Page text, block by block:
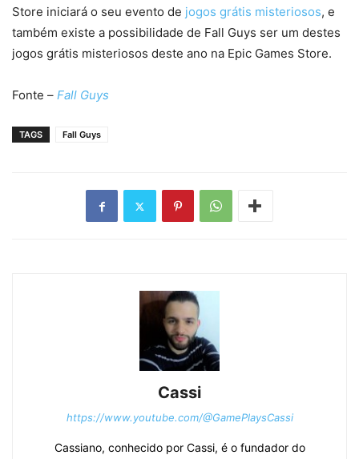
Store iniciará o seu evento de jogos grátis misteriosos, e
também existe a possibilidade de Fall Guys ser um destes
jogos grátis misteriosos deste ano na Epic Games Store.
Fonte – Fall Guys
TAGS Fall Guys
Cassi
https://www.youtube.com/@GamePlaysCassi
Cassiano, conhecido por Cassi, é o fundador do